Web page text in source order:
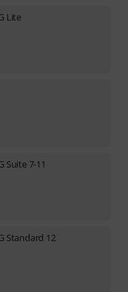
Lite
Suite 7-11
Standard 12